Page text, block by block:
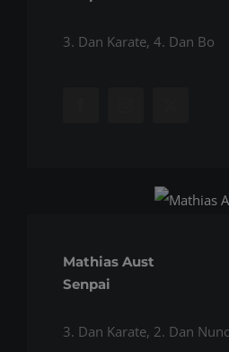
3. Dan Karate, 4. Dan Bo
Mathias Aust
Senpai
3. Dan Karate, 2. Dan